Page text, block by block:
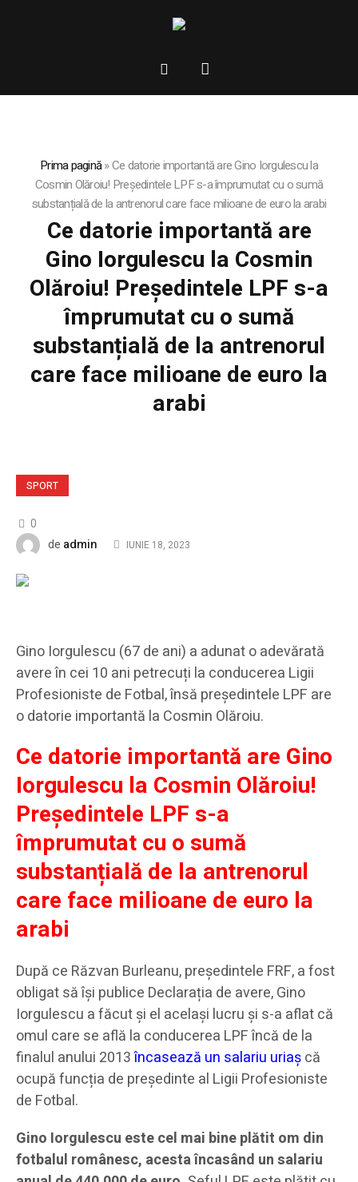
Prima pagină»Ce datorie importantă are Gino Iorgulescu la
Cosmin Olăroiu! Președintele LPF s-a împrumutat cu o sumă
substanțială de la antrenorul care face milioane de euro la arabi
Ce datorie importantă are
Gino Iorgulescu la Cosmin
Olăroiu! Președintele LPF s-a
împrumutat cu o sumă
substanțială de la antrenorul
care face milioane de euro la
arabi
SPORT
0
de admin IUNIE 18, 2023
Gino Iorgulescu (67 de ani) a adunat o adevărată
avere în cei 10 ani petrecuți la conducerea Ligii
Profesioniste de Fotbal, însă președintele LPF are
o datorie importantă la Cosmin Olăroiu.
Ce datorie importantă are Gino
Iorgulescu la Cosmin Olăroiu!
Președintele LPF s-a
împrumutat cu o sumă
substanțială de la antrenorul
care face milioane de euro la
arabi
După ce Răzvan Burleanu, președintele FRF, a fost
obligat să își publice Declarația de avere, Gino
Iorgulescu a făcut și el același lucru și s-a aflat că
omul care se află la conducerea LPF încă de la
finalul anului 2013încasează un salariu uriașcă
ocupă funcția de președinte al Ligii Profesioniste
de Fotbal.
Gino Iorgulescu este cel mai bine plătit om din
fotbalul românesc, acesta încasând un salariu